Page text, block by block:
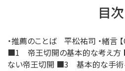
目次
・推薦のことば 平松祐司 ・緒言
■1 帝王切開の基本的な考え
ない帝王切開 ■3 基本的な手